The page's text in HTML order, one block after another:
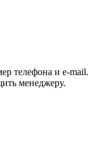
телефона и e-mail.
менеджеру.